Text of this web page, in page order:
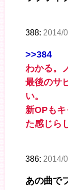
388: 2014/
>>384
わかる。
最後のサ
い。
新OPも
た感じら
386: 2014/
あの曲で